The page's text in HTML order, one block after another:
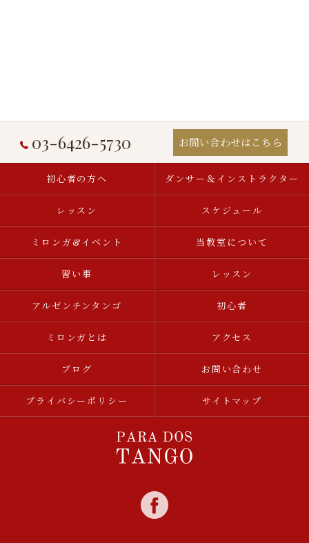
03-6426-5730 お問い合わせはこちら
初心者の方へ ダンサー＆インストラクター
レッスン スケジュール
ミロンガ&イベント 当教室について
習い事 レッスン
アルゼンチンタンゴ 初心者
ミロンガとは アクセス
ブログ お問い合わせ
プライバシーポリシー サイトマップ